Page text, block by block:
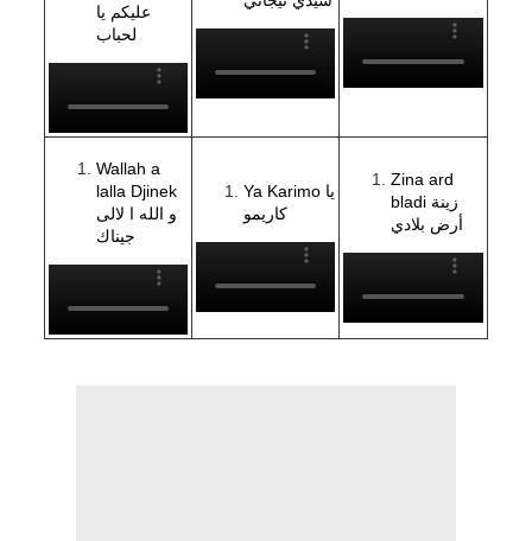
عليكم يا
لحباب
Wallah a
lalla Djinek
و الله ا لالى
جيناك
Ya Karimo يا
كاريمو
Zina ard
bladi زينة
أرض بلادي